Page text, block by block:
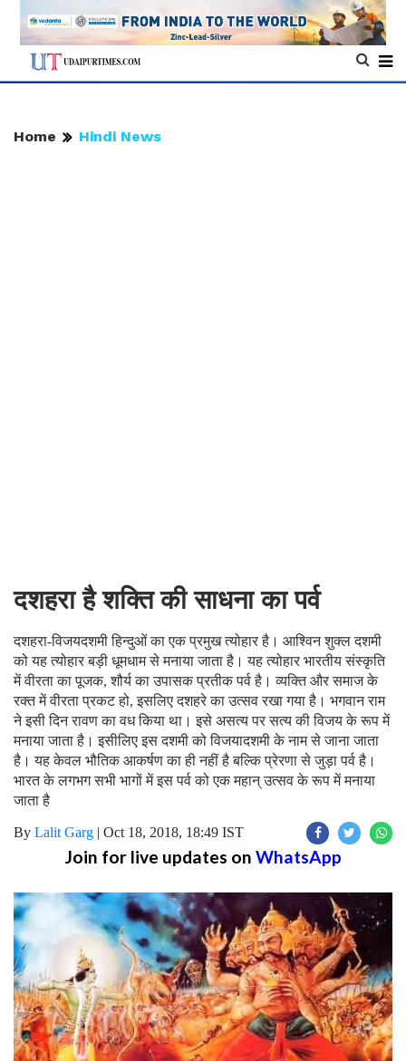
Home Hindi News
दशहरा है शक्ति की साधना का पर्व
दशहरा-विजयदशमी हिन्दुओं का एक प्रमुख त्योहार है। आश्विन शुक्ल दशमी
को यह त्योहार बड़ी धूमधाम से मनाया जाता है। यह त्योहार भारतीय संस्कृति
में वीरता का पूजक, शौर्य का उपासक प्रतीक पर्व है। व्यक्ति और समाज के
रक्त में वीरता प्रकट हो, इसलिए दशहरे का उत्सव रखा गया है। भगवान राम
ने इसी दिन रावण का वध किया था। इसे असत्य पर सत्य की विजय के रूप में
मनाया जाता है। इसीलिए इस दशमी को विजयादशमी के नाम से जाना जाता
है। यह केवल भौतिक आकर्षण का ही नहीं है बल्कि प्रेरणा से जुड़ा पर्व है।
भारत के लगभग सभी भागों में इस पर्व को एक महान् उत्सव के रूप में मनाया
जाता है
By Lalit Garg | Oct 18, 2018, 18:49 IST
Join for live updates on WhatsApp